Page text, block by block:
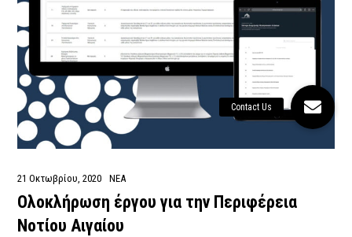
21 Οκτωβρίου, 2020 ΝΕΑ
Ολοκλήρωση έργου για την Περιφέρεια
Νοτίου Αιγαίου